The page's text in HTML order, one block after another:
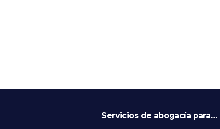
Servicios de abogacía para…